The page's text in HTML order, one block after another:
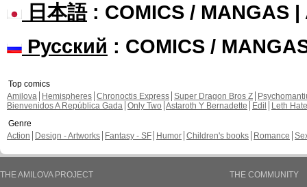
日本語: COMICS / MANGAS |
Русский : COMICS /
Top comics
Amilova
Hemispheres Chronoctis Express Super Dragon Bros Z
Bienvenidos A República Gada Only Two Astaroth Y Bernadette Edil
Leth Hate
Genre
Action
Design - Artworks Fantasy - SF Humor Children's books Romance
THE AMILOVA PROJECT
THE COMMUNITY